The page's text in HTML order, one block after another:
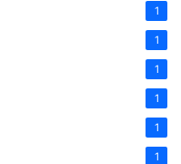
1
1
1
1
1
1